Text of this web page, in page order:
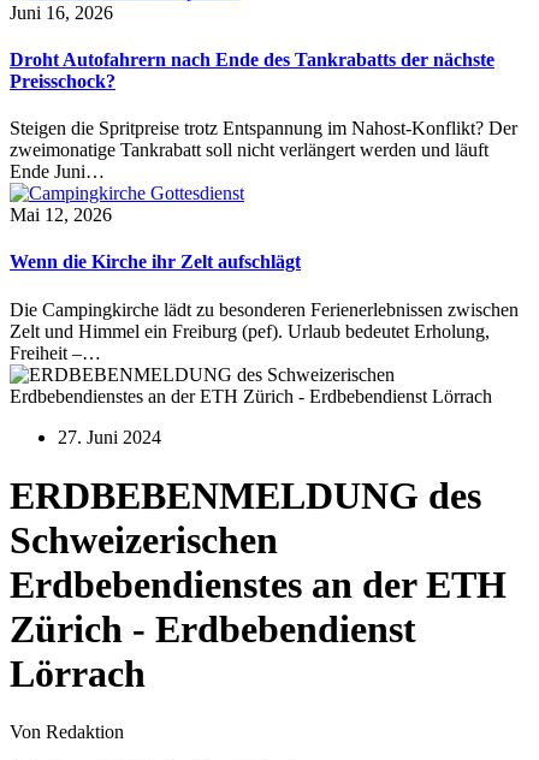
Juni 16, 2026
Droht Autofahrern nach Ende des Tankrabatts der nächste
Preisschock?
Steigen die Spritpreise trotz Entspannung im Nahost-Konflikt? Der
zweimonatige Tankrabatt soll nicht verlängert werden und läuft
Ende Juni…
Mai 12, 2026
Wenn die Kirche ihr Zelt aufschlägt
Die Campingkirche lädt zu besonderen Ferienerlebnissen zwischen
Zelt und Himmel ein Freiburg (pef). Urlaub bedeutet Erholung,
Freiheit –…
27. Juni 2024
ERDBEBENMELDUNG des
Schweizerischen
Erdbebendienstes an der ETH
Zürich - Erdbebendienst
Lörrach
Von Redaktion